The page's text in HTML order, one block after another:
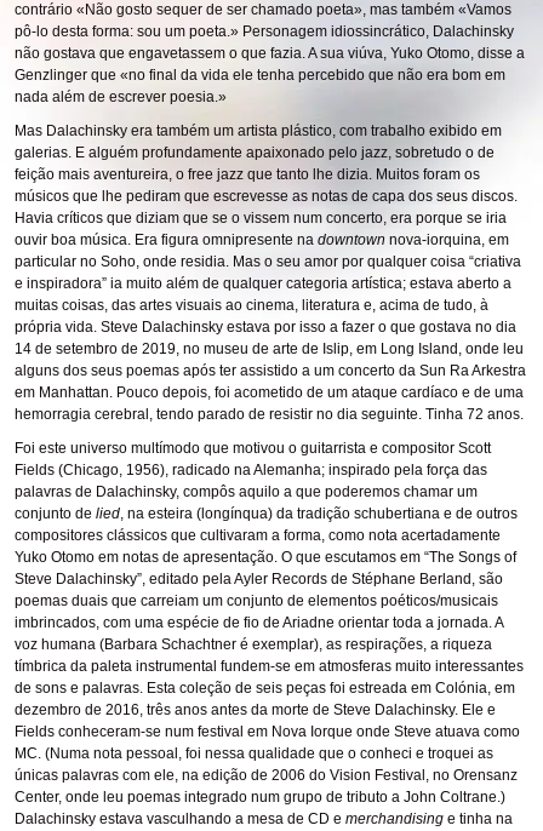
contrário «Não gosto sequer de ser chamado poeta», mas também «Vamos
pô-lo desta forma: sou um poeta.» Personagem idiossincrático, Dalachinsky
não gostava que engavetassem o que fazia. A sua viúva, Yuko Otomo, disse a
Genzlinger que «no final da vida ele tenha percebido que não era bom em
nada além de escrever poesia.»
Mas Dalachinsky era também um artista plástico, com trabalho exibido em
galerias. E alguém profundamente apaixonado pelo jazz, sobretudo o de
feição mais aventureira, o free jazz que tanto lhe dizia. Muitos foram os
músicos que lhe pediram que escrevesse as notas de capa dos seus discos.
Havia críticos que diziam que se o vissem num concerto, era porque se iria
ouvir boa música. Era figura omnipresente na downtown nova-iorquina, em
particular no Soho, onde residia. Mas o seu amor por qualquer coisa “criativa
e inspiradora” ia muito além de qualquer categoria artística; estava aberto a
muitas coisas, das artes visuais ao cinema, literatura e, acima de tudo, à
própria vida. Steve Dalachinsky estava por isso a fazer o que gostava no dia
14 de setembro de 2019, no museu de arte de Islip, em Long Island, onde leu
alguns dos seus poemas após ter assistido a um concerto da Sun Ra Arkestra
em Manhattan. Pouco depois, foi acometido de um ataque cardíaco e de uma
hemorragia cerebral, tendo parado de resistir no dia seguinte. Tinha 72 anos.
Foi este universo multímodo que motivou o guitarrista e compositor Scott
Fields (Chicago, 1956), radicado na Alemanha; inspirado pela força das
palavras de Dalachinsky, compôs aquilo a que poderemos chamar um
conjunto de lied, na esteira (longínqua) da tradição schubertiana e de outros
compositores clássicos que cultivaram a forma, como nota acertadamente
Yuko Otomo em notas de apresentação. O que escutamos em “The Songs of
Steve Dalachinsky”, editado pela Ayler Records de Stéphane Berland, são
poemas duais que carreiam um conjunto de elementos poéticos/musicais
imbrincados, com uma espécie de fio de Ariadne orientar toda a jornada. A
voz humana (Barbara Schachtner é exemplar), as respirações, a riqueza
tímbrica da paleta instrumental fundem-se em atmosferas muito interessantes
de sons e palavras. Esta coleção de seis peças foi estreada em Colónia, em
dezembro de 2016, três anos antes da morte de Steve Dalachinsky. Ele e
Fields conheceram-se num festival em Nova Iorque onde Steve atuava como
MC. (Numa nota pessoal, foi nessa qualidade que o conheci e troquei as
únicas palavras com ele, na edição de 2006 do Vision Festival, no Orensanz
Center, onde leu poemas integrado num grupo de tributo a John Coltrane.)
Dalachinsky estava vasculhando a mesa de CD e merchandising e tinha na